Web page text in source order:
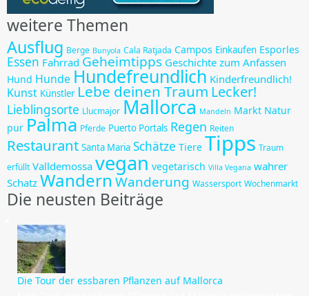
weitere Themen
Ausflug Berge Bunyola Cala Ratjada Campos Einkaufen Esporles
Essen Fahrrad Geheimtipps Geschichte zum Anfassen
Hund Hunde Hundefreundlich Kinderfreundlich!
Kunst Künstler Lebe deinen Traum Lecker!
Lieblingsorte Llucmajor Mallorca Mandeln Markt Natur
pur Palma Pferde Puerto Portals Regen Reiten
Restaurant Santa Maria Schätze Tiere Tipps Traum
erfüllt Valldemossa vegan vegetarisch Villa Vegana wahrer
Schatz Wandern Wanderung Wassersport Wochenmarkt
Die neusten Beiträge
Die Tour der essbaren Pflanzen auf Mallorca